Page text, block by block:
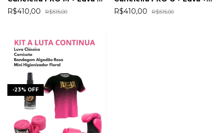
Bucal Duo Color RS/BR c/
Caixa + Mini Higienizador
R$410,00 R$515,00
Bucal Duo Color RS/BR c/
Caixa + Mini Higienizador
R$410,00 R$515,00
-23% OFF